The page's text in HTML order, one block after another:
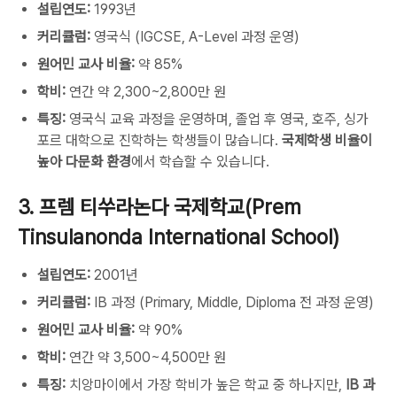
설립연도: 1993년
커리큘럼: 영국식 (IGCSE, A-Level 과정 운영)
원어민 교사 비율: 약 85%
학비: 연간 약 2,300~2,800만 원
특징: 영국식 교육 과정을 운영하며, 졸업 후 영국, 호주, 싱가
포르 대학으로 진학하는 학생들이 많습니다. 국제학생 비율이
높아 다문화 환경에서 학습할 수 있습니다.
3. 프렘 티쑤라논다 국제학교(Prem
Tinsulanonda International School)
설립연도: 2001년
커리큘럼: IB 과정 (Primary, Middle, Diploma 전 과정 운영)
원어민 교사 비율: 약 90%
학비: 연간 약 3,500~4,500만 원
특징: 치앙마이에서 가장 학비가 높은 학교 중 하나지만, IB 과